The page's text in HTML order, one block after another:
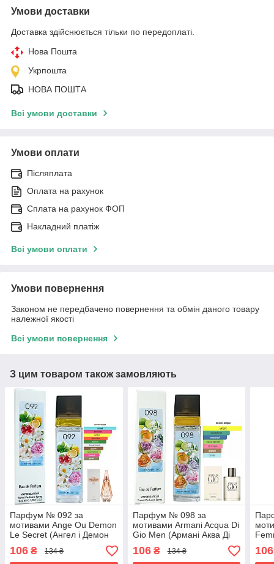
Умови доставки
Доставка здійснюється тільки по передоплаті.
Нова Пошта
Укрпошта
НОВА ПОШТА
Всі умови доставки
Умови оплати
Післяплата
Оплата на рахунок
Сплата на рахунок ФОП
Накладний платіж
Всі умови оплати
Умови повернення
Законом не передбачено повернення та обмін даного товару
належної якості
Всі умови повернення
З цим товаром також замовляють
Парфум № 092 за
мотивами Ange Ou Demon
Le Secret (Ангел і Демон
Секрет) 40 мл ОПТ
106 ₴ 134 ₴
Парфум № 098 за
мотивами Armani Acqua Di
Gio Men (Армані Аква Ді
Джіо Мен) 40 мл ОПТ
106₴ 134 ₴
40
106